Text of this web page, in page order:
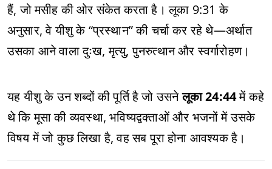
हैं, जो मसीह की ओर संकेत करता है। लूका 9:31 के
अनुसार, वे यीशु के “प्रस्थान” की चर्चा कर रहे थे—अर्थात
उसका आने वाला दुःख, मृत्यु, पुनरुत्थान और स्वर्गारोहण।
यह यीशु के उन शब्दों की पूर्ति है जो उसनेलूका 24:44में कहे
थे कि मूसा की व्यवस्था, भविष्यद्वक्ताओं और भजनों में उसके
विषय में जो कुछ लिखा है, वह सब पूरा होना आवश्यक है।